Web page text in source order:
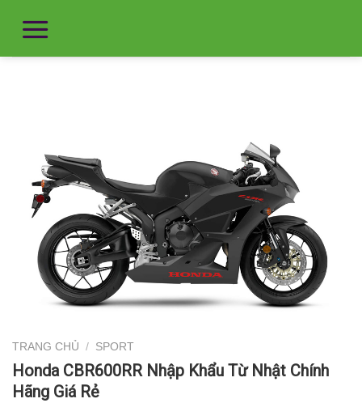
TRANG CHỦ / SPORT
Honda CBR600RR Nhập Khẩu Từ Nhật Chính
Hãng Giá Rẻ